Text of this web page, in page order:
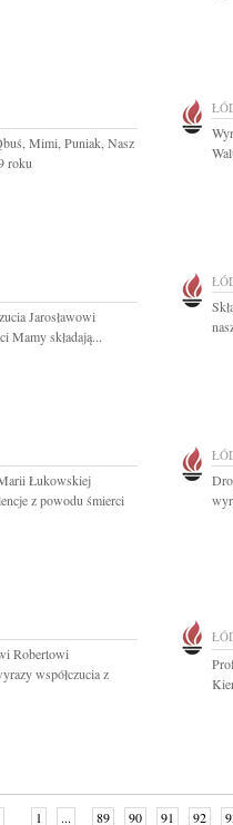
Mimi, Puniak, Nasz
roku
Jarosławowi
Mamy składają...
Łukowskiej
z powodu śmierci
Robertowi
współczucia z
1 ... 89 90 91 92